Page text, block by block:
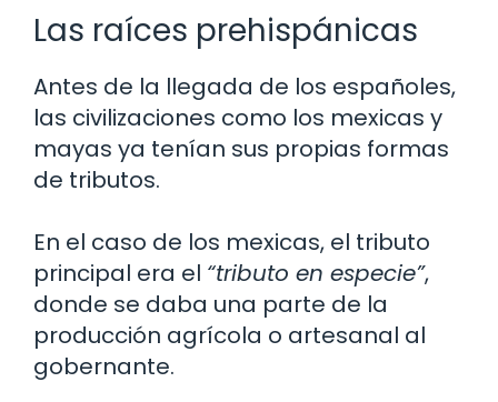
Las raíces prehispánicas
Antes de la llegada de los españoles,
las civilizaciones como los mexicas y
mayas ya tenían sus propias formas
de tributos.
En el caso de los mexicas, el tributo
principal era el “tributo en especie”,
donde se daba una parte de la
producción agrícola o artesanal al
gobernante.